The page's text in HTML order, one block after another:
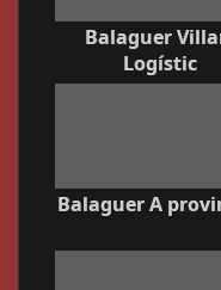
Balaguer
Logístic
Balaguer A